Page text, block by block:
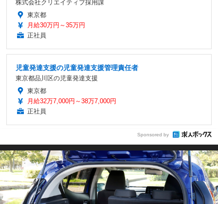
株式会社クリエイティブ採用課
東京都
月給30万円～35万円
正社員
児童発達支援の児童発達支援管理責任者
東京都品川区の児童発達支援
東京都
月給32万7,000円～38万7,000円
正社員
Sponsored by